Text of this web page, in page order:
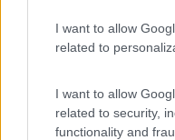
I want to allow
related to
I want to allow
related to security,
functionality and
Greve in Chianti (FI) -
Via Montebeni 75